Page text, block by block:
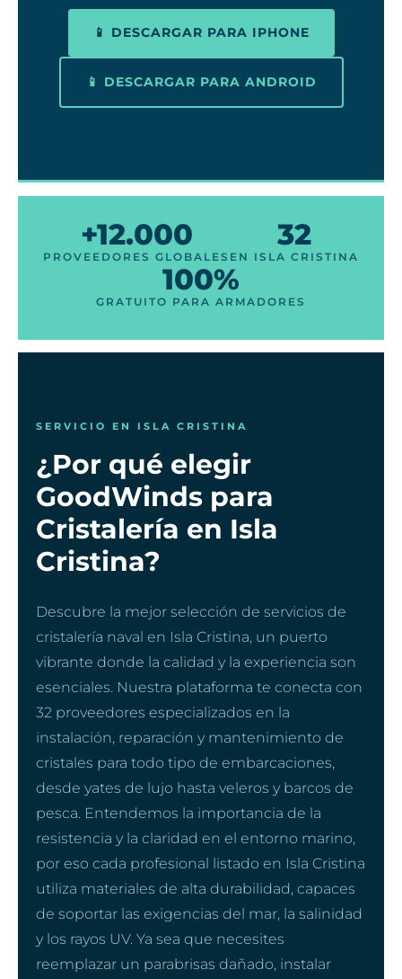
📱 DESCARGAR PARA IPHONE
📱 DESCARGAR PARA ANDROID
+12.000
PROVEEDORES GLOBALES
32
EN ISLA CRISTINA
100%
GRATUITO PARA ARMADORES
SERVICIO EN ISLA CRISTINA
¿Por qué elegir
GoodWinds para
Cristalería en Isla
Cristina?
Descubre la mejor selección de servicios de
cristalería naval en Isla Cristina, un puerto
vibrante donde la calidad y la experiencia son
esenciales. Nuestra plataforma te conecta con
32 proveedores especializados en la
instalación, reparación y mantenimiento de
cristales para todo tipo de embarcaciones,
desde yates de lujo hasta veleros y barcos de
pesca. Entendemos la importancia de la
resistencia y la claridad en el entorno marino,
por eso cada profesional listado en Isla Cristina
utiliza materiales de alta durabilidad, capaces
de soportar las exigencias del mar, la salinidad
y los rayos UV. Ya sea que necesites
reemplazar un parabrisas dañado, instalar